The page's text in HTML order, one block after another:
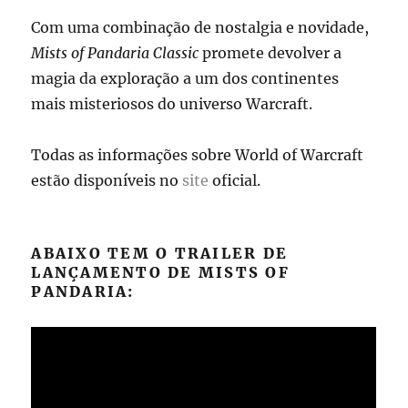
Com uma combinação de nostalgia e novidade,
Mists of Pandaria Classic promete devolver a
magia da exploração a um dos continentes
mais misteriosos do universo Warcraft.
Todas as informações sobre World of Warcraft
estão disponíveis no site oficial.
ABAIXO TEM O TRAILER DE
LANÇAMENTO DE MISTS OF
PANDARIA: